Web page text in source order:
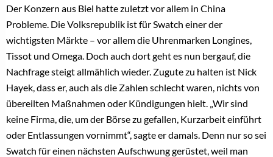
Der Konzern aus Biel hatte zuletzt vor allem in China
Probleme. Die Volksrepublik ist für Swatch einer der
wichtigsten Märkte – vor allem die Uhrenmarken Longines,
Tissot und Omega. Doch auch dort geht es nun bergauf, die
Nachfrage steigt allmählich wieder. Zugute zu halten ist Nick
Hayek, dass er, auch als die Zahlen schlecht waren, nichts von
übereilten Maßnahmen oder Kündigungen hielt. „Wir sind
keine Firma, die, um der Börse zu gefallen, Kurzarbeit einführt
oder Entlassungen vornimmt“, sagte er damals. Denn nur so sei
Swatch für einen nächsten Aufschwung gerüstet, weil man